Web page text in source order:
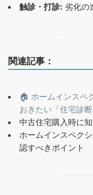
触診・打診: 劣化の
関連記事：
🏠 ホームインスペ
おきたい「住宅診
中古住宅購入時に
ホームインスペク
認すべきポイント